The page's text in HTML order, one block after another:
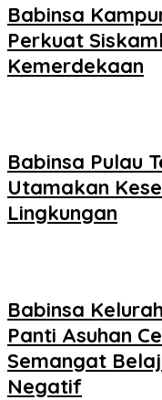
Babinsa
Perkuat
Kemerdekaan
Babinsa Pulau
Utamakan
Lingkungan
Babinsa
Panti Asuhan
Semangat
Negatif